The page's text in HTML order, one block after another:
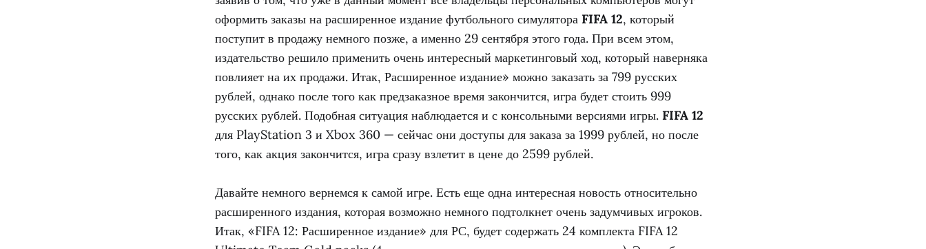
оформить заказы на расширенное издание футбольного симулятора FIFA 12, который
поступит в продажу немного позже, а именно 29 сентября этого года. При всем этом,
издательство решило применить очень интересный маркетинговый ход, который наверняка
повлияет на их продажи. Итак, Расширенное издание» можно заказать за 799 русских
рублей, однако после того как предзаказное время закончится, игра будет стоить 999
русских рублей. Подобная ситуация наблюдается и с консольными версиями игры. FIFA 12
для PlayStation 3 и Xbox 360 — сейчас они доступы для заказа за 1999 рублей, но после
того, как акция закончится, игра сразу взлетит в цене до 2599 рублей.
Давайте немного вернемся к самой игре. Есть еще одна интересная новость относительно
расширенного издания, которая возможно немного подтолкнет очень задумчивых игроков.
Итак, «FIFA 12: Расширенное издание» для РС, будет содержать 24 комплекта FIFA 12